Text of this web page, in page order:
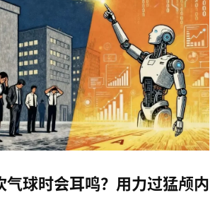
气球时会耳鸣？用力过猛颅内